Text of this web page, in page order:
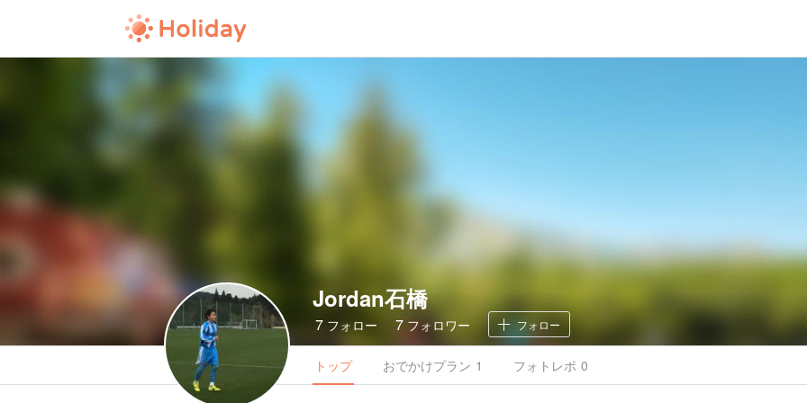
Jordan石橋
7 フォロー 7 フォロワー フォロー
トップ おでかけプラン 1 フォトレポ 0